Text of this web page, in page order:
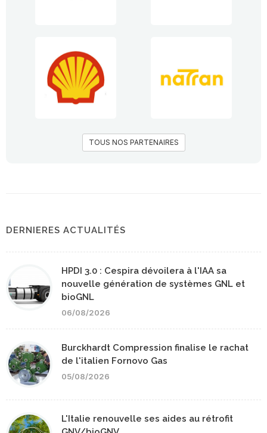
TOUS NOS PARTENAIRES
DERNIERES ACTUALITÉS
HPDI 3.0 : Cespira dévoilera à l'IAA sa
nouvelle génération de systèmes GNL et
bioGNL
06/08/2026
Burckhardt Compression finalise le rachat
de l'italien Fornovo Gas
05/08/2026
L'Italie renouvelle ses aides au rétrofit